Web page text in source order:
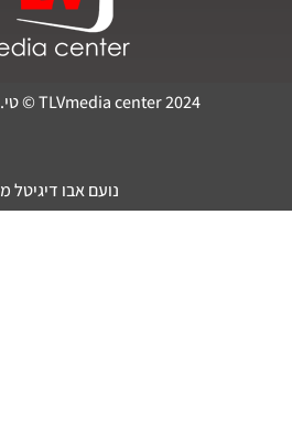
נועם אבו דיגיטל מרקט
TLVmedia center 2024 © טי.אל.וי מדיה סנטר